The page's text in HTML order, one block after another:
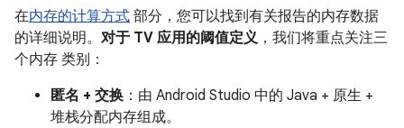
在内存的计算方式 部分，您可以找到有关报告的内存数据
的详细说明。 对于 TV 应用的阈值定义 ，我们将重点关注三
个内存 类别：
匿名 + 交换 ：由 Android Studio 中的 Java + 原生 +
堆栈分配内存组成。